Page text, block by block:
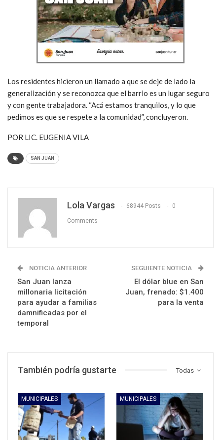
Los residentes hicieron un llamado a que se deje de lado la
generalización y se reconozca que el barrio es un lugar seguro
y con gente trabajadora. “Acá estamos tranquilos, y lo que
pedimos es que se respete a la comunidad”, concluyeron.
POR LIC. EUGENIA VILA
SAN JUAN
Lola Vargas 68944 Posts 0
Comments
NOTICIA ANTERIOR
San Juan lanza
millonaria licitación
para ayudar a familias
damnificadas por el
temporal
SEGUIENTE NOTICIA
El dólar blue en San
Juan, frenado: $1.400
para la venta
Todas
También podría gustarte
MUNICIPALES MUNICIPALES